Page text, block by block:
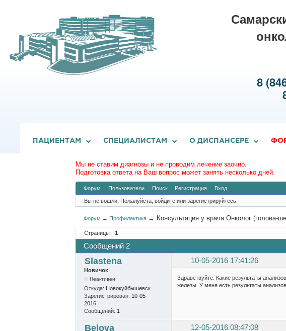
8
ПАЦИЕНТАМ СПЕЦИАЛИСТАМ О ДИСПАНСЕРЕ
Мы не ставим диагнозы и не проводим лечение заочно.
Подготовка ответа на Ваш вопрос может занять несколько дней.
Форум Пользователи Поиск Регистрация Вход
Вы не вошли. Пожалуйста, войдите или зарегистрируйтесь.
Форум → Профилактика → Консультация у врача Онколог (голова-
Страницы 1
Сообщений 2
Slastena 10-05-2016 17:41:26
Новичок
Неактивен
Откуда: Новокуйбышевск
Зарегистрирован: 10-05-
2016
Сообщений: 1
Здравствуйте. Какие результаты
железы. У меня есть результаты
Belova 12-05-2016 08:47:08